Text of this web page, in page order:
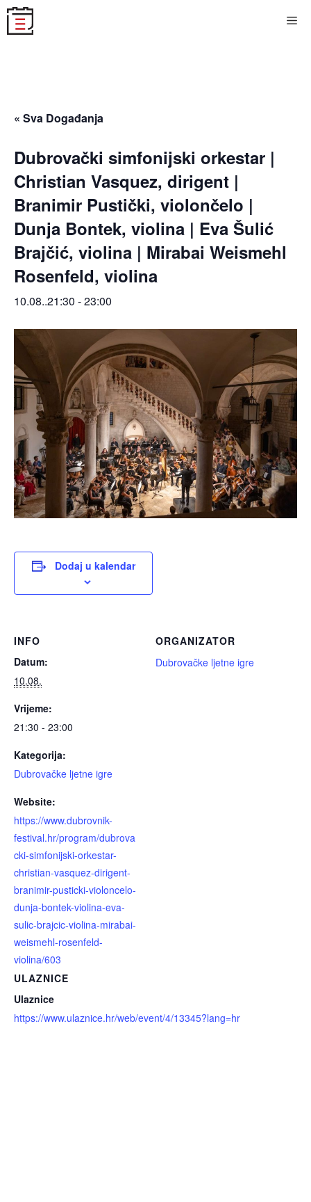
Skip
to
« Sva Događanja
Dubrovački simfonijski orkestar |
Christian Vasquez, dirigent |
Branimir Pustički, violončelo |
Dunja Bontek, violina | Eva Šulić
Brajčić, violina | Mirabai Weismehl
Rosenfeld, violina
10.08..21:30 -23:00
Dodaj u kalendar
INFO
Datum:
10.08.
Vrijeme:
21:30 - 23:00
Kategorija:
Dubrovačke ljetne igre
Website:
https://www.dubrovnik-
festival.hr/program/dubrova
cki-simfonijski-orkestar-
christian-vasquez-dirigent-
branimir-pusticki-violoncelo-
dunja-bontek-violina-eva-
sulic-brajcic-violina-mirabai-
weismehl-rosenfeld-
violina/603
ORGANIZATOR
Dubrovačke ljetne igre
ULAZNICE
Ulaznice
https://www.ulaznice.hr/web/event/4/13345?lang=hr